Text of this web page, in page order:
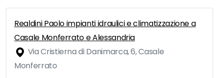
Realdini Paolo impianti idraulici e climatizzazione a
Casale Monferrato e Alessandria
Via Cristierna di Danimarca, 6, Casale
Monferrato